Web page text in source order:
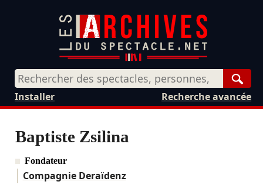
Recherche avancée
Installer
Baptiste Zsilina
Fondateur
Compagnie Deraïdenz